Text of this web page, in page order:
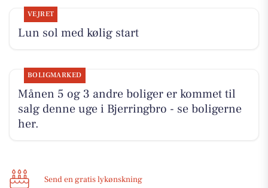
VEJRET
Lun sol med kølig start
BOLIGMARKED
Månen 5 og 3 andre boliger er kommet til
salg denne uge i Bjerringbro - se boligerne
her.
Send en gratis lykønskning